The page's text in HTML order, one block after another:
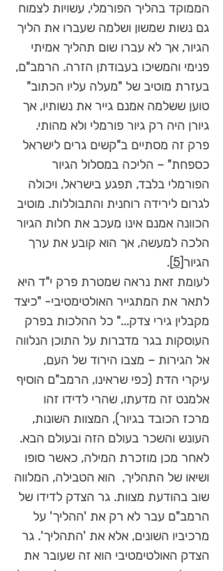
הממוקד בהליך הפורמלי, עשויות לצמוח
גם נשות שמשון ושלמה שעברו את הליך
הגיור, אך לא עברו שום תהליך אמיתי
פנימי והמשיכו בעבודתן הזרה. הרמב"ם,
בעזרת מוטיב של "מעלה עליו הכתוב"
טוען ששלמה אמנם גייר את נשותיו, אך
גיורן היה רק גיור פורמלי ולא מהותי.
פרק זה מסתיים ב"קשים גרים לישראל
כספחת" – הליכה במסלול הגיור
הפורמלי בלבד, תפגע בישראל, ויכולה
לגרום לירידה רוחנית והתבוללות. מוטיב
הכוונה אמנם אינו מעכב את חלות הגיור
הלכה למעשה, אך הוא קובע את ערך
הגיור
.
לעומת זאת נראה שמטרת פרק י"ד היא
לתאר את המתגייר האולטימטיבי- "כיצד
מקבלין גירי צדק..." כל ההלכות בפרק
העוסקות בגר מדברות על התוכן הנלווה
אל הגירות – מצבו הירוד של העם,
עיקרי הדת (כפי שראינו, הרמב"ם הוסיף
אלמנט זה מדעתו, שהרי לדידו זהו
מרכז הכובד בגיור), המצוות השונות,
העונש והשכר בעולם הזה ובעולם הבא.
לאחר מכן מוזכרת המילה, כאשר סופו
ושיאו של התהליך, הוא הטבילה, המלווה
שוב בהודעת מצוות. גר הצדק לדידו של
הרמב"ם עבר לא רק את 'ההליך' על
מרכיביו השונים, אלא את 'התהליך'. גר
הצדק האולטימטיבי הוא זה שעובר את